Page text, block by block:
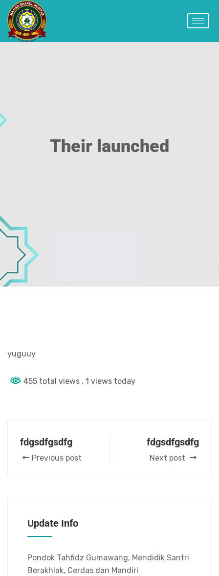
Their launched
yuguuy
455 total views , 1 views today
fdgsdfgsdfg
Previous post
fdgsdfgsdfg
Next post
Update Info
Pondok Tahfidz Gumawang, Mendidik Santri
Berakhlak, Cerdas dan Mandiri